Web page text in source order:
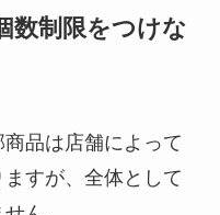
数制限をつけな
品は店舗によって
すが、全体として